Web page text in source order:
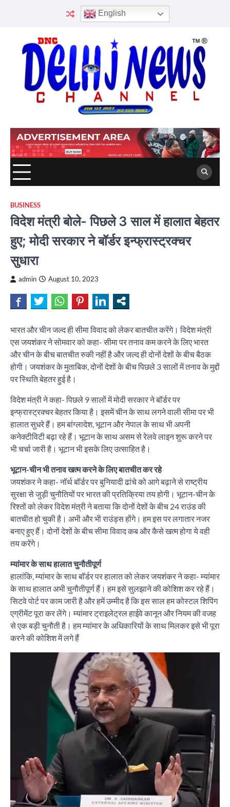
English
BUSINESS
विदेश मंत्री बोले- पिछले 3 साल में हालात बेहतर
हुए; मोदी सरकार ने बॉर्डर इन्फ्रास्ट्रक्चर
सुधारा
admin August 10, 2023
भारत और चीन जल्द ही सीमा विवाद को लेकर बातचीत करेंगे। विदेश मंत्री
एस जयशंकर ने सोमवार को कहा- सीमा पर तनाव कम करने के लिए भारत
और चीन के बीच बातचीत रुकी नहीं है और जल्द ही दोनों देशों के बीच बैठक
होगी। जयशंकर के मुताबिक, दोनों देशों के बीच पिछले 3 सालों में तनाव के मुद्दों
पर स्थिति बेहतर हुई है।
विदेश मंत्री ने कहा- पिछले 9 सालों में मोदी सरकार ने बॉर्डर पर
इन्फ्रास्ट्रक्चर बेहतर किया है। इसमें चीन के साथ लगने वाली सीमा पर भी
हालात सुधरे हैं। हम बांग्लादेश, भूटान और नेपाल के साथ भी अपनी
कनेक्टीविटी बढ़ा रहे हैं। भूटान के साथ असम से रेलवे लाइन शुरू करने पर
भी चर्चा जारी है। भूटान भी इसके लिए उत्साहित है।
भूटान-चीन भी तनाव खत्म करने के लिए बातचीत कर रहे
जयशंकर ने कहा- नॉर्थ बॉर्डर पर बुनियादी ढांचे को आगे बढ़ाने से राष्ट्रीय
सुरक्षा से जुड़ी चुनौतियों पर भारत की प्रतिक्रिया तय होगी। भूटान-चीन के
रिश्तों को लेकर विदेश मंत्री ने बताया कि दोनों देशों के बीच 24 राउंड की
बातचीत हो चुकी है। अभी और भी राउंड्स होंगे। हम इस पर लगातार नजर
बनाए हुए हैं। दोनों देशों के बीच सीमा विवाद कब और कैसे खत्म होगा ये वही
तय करेंगे।
म्यांमार के साथ हालात चुनौतीपूर्ण
हालांकि, म्यांमार के साथ बॉर्डर पर हालात को लेकर जयशंकर ने कहा- म्यांमार
के साथ हालात अभी चुनौतीपूर्ण हैं। हम इसे सुलझाने की कोशिश कर रहे हैं।
सिटवे पोर्ट पर काम जारी है और हमें उम्मीद है कि इस साल हम कोस्टल शिपिंग
एग्रीमेंट पूरा कर लेंगे। म्यांमार ट्राइलेट्रल हाईवे कानून और नियम की वजह
से एक बड़ी चुनौती है। हम म्यांमार के अधिकारियों के साथ मिलकर इसे भी पूरा
करने की कोशिश में लगे हैं